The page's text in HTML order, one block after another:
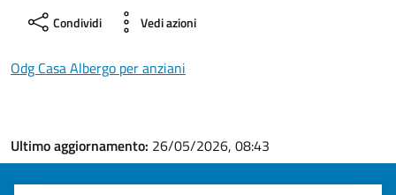
Condividi Vedi azioni
Odg Casa Albergo per anziani
Ultimo aggiornamento: 26/05/2026, 08:43